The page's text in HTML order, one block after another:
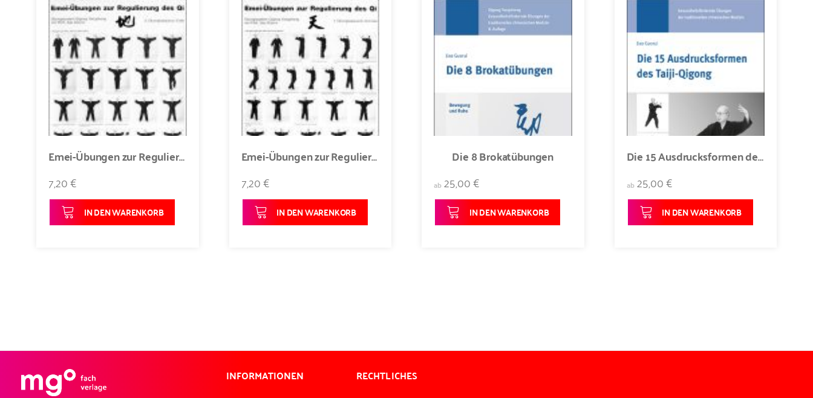
Emei-Übungen zur Regulierung des Qi - Darstellung der Erde-Übungen Poster 2
7,20 €
IN DEN WARENKORB
Emei-Übungen zur Regulierung des Qi Poster Darstellung der Himmel-Übungen Poster 1
7,20 €
IN DEN WARENKORB
Die 8 Brokatübungen
ab25,00 €
IN DEN WARENKORB
Die 15 Ausdrucksformen des Taiji-Qigong
ab 25,00 €
IN DEN WARENKORB
INFORMATIONEN RECHTLICHES